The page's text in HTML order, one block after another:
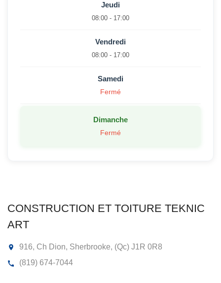
Jeudi
08:00 - 17:00
Vendredi
08:00 - 17:00
Samedi
Fermé
Dimanche
Fermé